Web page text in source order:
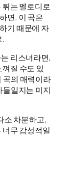
는 멜로디로
면, 이 곡은
기 때문에 자
.
리스너라면,
질 수도 있
곡의 매력이라
일지는 미지
소 차분하고,
무 감성적일